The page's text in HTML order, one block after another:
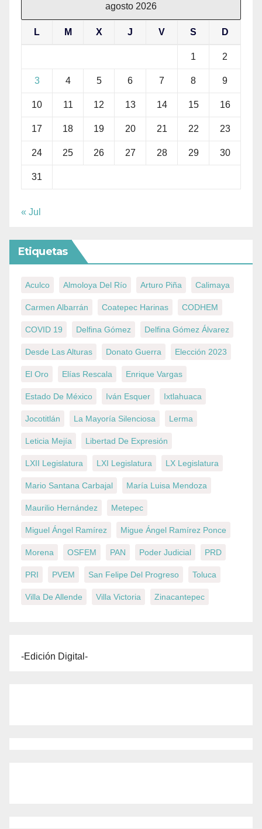
agosto 2026
L M X J V S D
1 2
3 4 5 6 7 8 9
10 11 12 13 14 15 16
17 18 19 20 21 22 23
24 25 26 27 28 29 30
31
« Jul
Etiquetas
Aculco Almoloya Del Río Arturo Piña Calimaya
Carmen Albarrán Coatepec Harinas CODHEM
COVID 19 Delfina Gómez Delfina Gómez Álvarez
Desde Las Alturas Donato Guerra Elección 2023
El Oro Elías Rescala Enrique Vargas
Estado De México Iván Esquer Ixtlahuaca
Jocotitlán La Mayoría Silenciosa Lerma
Leticia Mejía Libertad De Expresión
LXII Legislatura LXI Legislatura LX Legislatura
Mario Santana Carbajal María Luisa Mendoza
Maurilio Hernández Metepec
Miguel Ángel Ramírez Migue Ángel Ramírez Ponce
Morena OSFEM PAN Poder Judicial PRD
PRI PVEM San Felipe Del Progreso Toluca
Villa De Allende Villa Victoria Zinacantepec
-Edición Digital-